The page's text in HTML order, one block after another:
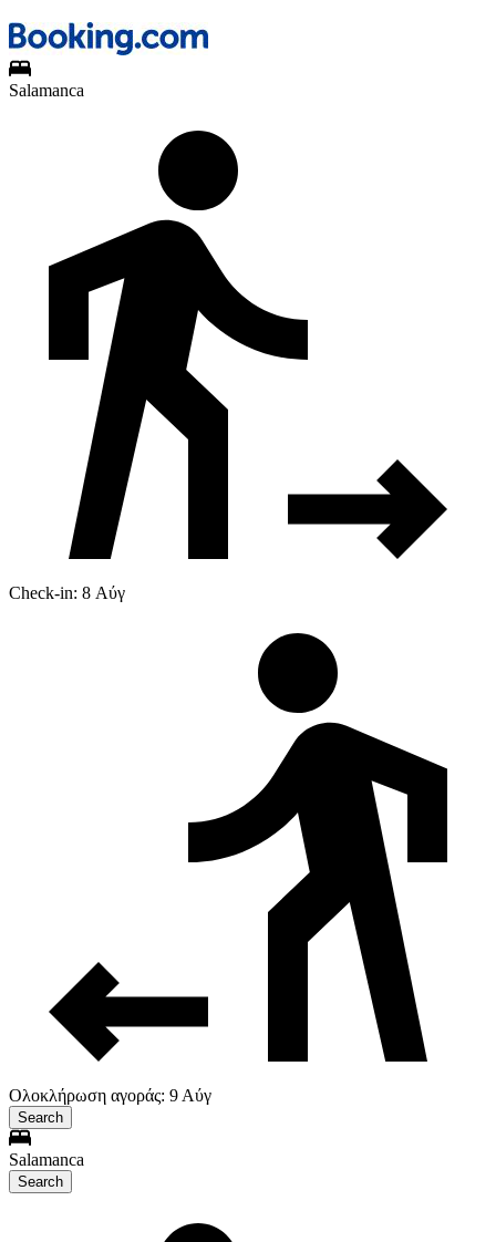
Salamanca
Check-in: 8 Αύγ
Ολοκλήρωση αγοράς: 9 Αύγ
Search
Salamanca
Search